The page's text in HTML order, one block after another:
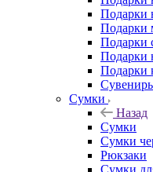
Подарки
Подарки
Подарки
Подарки
Подарки
Сумки
Назад
Сумки
Сумки
Рюкзаки
Сумки